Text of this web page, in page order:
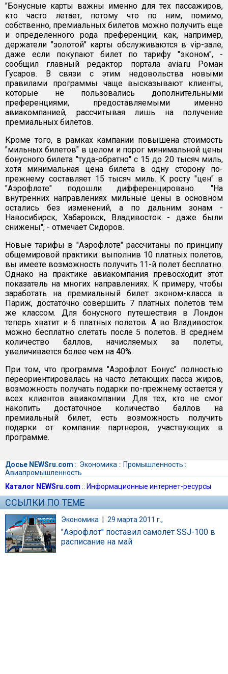
"Бонусные карты важны именно для тех пассажиров,
кто часто летает, потому что по ним, помимо,
собственно, премиальных билетов можно получить еще
и определенного рода преференции, как, например,
держатели "золотой" карты обслуживаются в vip-зале,
даже если покупают билет по тарифу "эконом", -
сообщил главный редактор портала avia.ru Роман
Гусаров. В связи с этим недовольства новыми
правилами программы чаще высказывают клиенты,
которые не пользовались дополнительными
преференциями, предоставляемыми именно
авиакомпанией, рассчитывая лишь на получение
премиальных билетов.
Кроме того, в рамках кампании повышена стоимость
"мильных билетов" в целом и порог минимальной цены
бонусного билета "туда-обратно" с 15 до 20 тысяч миль,
хотя минимальная цена билета в одну сторону по-
прежнему составляет 15 тысяч миль. К росту "цен" в
"Аэрофлоте" подошли дифференцировано. "На
внутренних направлениях мильные цены в основном
остались без изменений, а по дальним зонам -
Навосибирск, Хабаровск, Владивосток - даже были
снижены", - отмечает Сидоров.
Новые тарифы в "Аэрофлоте" рассчитаны по принципу
общемировой практики: выполнив 10 платных полетов,
вы имеете возможность получить 11-й полет бесплатно.
Однако на практике авиакомпания превосходит этот
показатель на многих направлениях. К примеру, чтобы
заработать на премиальный билет эконом-класса в
Париж, достаточно совершить 7 платных полетов тем
же классом. Для бонусного путешествия в Лондон
теперь хватит и 6 платных полетов. А во Владивосток
можно бесплатно слетать после 5 полетов. В среднем
количество баллов, начисляемых за полеты,
увеличивается более чем на 40%.
При том, что программа "Аэрофлот Бонус" полностью
переориентировалась на часто летающих пасса жиров,
возможность получать подарки по-прежнему остается у
всех клиентов авиакомпании. Для тех, кто не смог
накопить достаточное количество баллов на
премиальный билет, есть возможность получить
подарки от компании партнеров, участвующих в
программе.
Досье NEWSru.com :: Экономика :: Промышленность ::
Авиапромышленность
Каталог NEWSru.com :: Информационные интернет-ресурсы
ССЫЛКИ ПО ТЕМЕ
Экономика | 29 марта 2011 г.,
"Аэрофлот" поставил самолет SSJ-100 в
расписание на май